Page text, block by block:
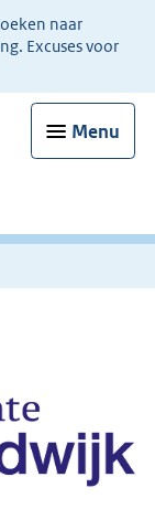
naar
Excuses voor
Menu